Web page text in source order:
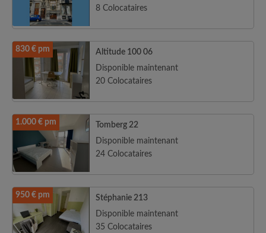
8 Colocataires
830 € pm
Altitude 100 06
Disponible maintenant
20 Colocataires
1.000 € pm
Tomberg 22
Disponible maintenant
24 Colocataires
950 € pm
Stéphanie 213
Disponible maintenant
35 Colocataires